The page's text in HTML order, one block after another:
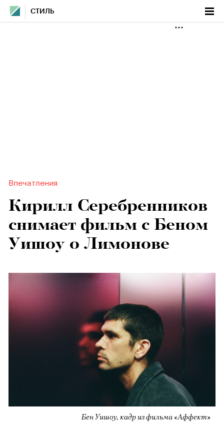
СТИЛЬ
Впечатления
Кирилл Серебренников
снимает фильм с Беном
Уишоу о Лимонове
Бен Уишоу, кадр из фильма «Аффект»